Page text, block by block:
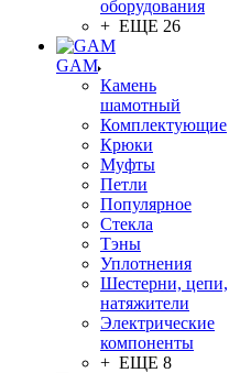
оборудования
+ ЕЩЕ 26
GAM
Камень
шамотный
Комплектующие
Крюки
Муфты
Петли
Популярное
Стекла
Тэны
Уплотнения
Шестерни, цепи,
натяжители
Электрические
компоненты
+ ЕЩЕ 8